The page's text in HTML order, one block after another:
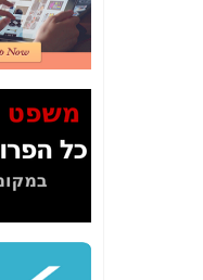
2" על
משה
הסלולר"
את
כאן
סיכום